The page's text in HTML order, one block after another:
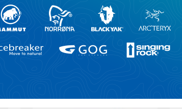
SUMMER SALE 2026